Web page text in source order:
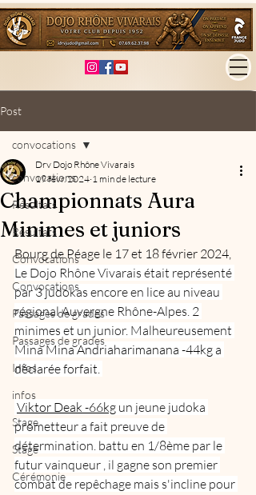
Post
convocations
Résultats
Résultats
Convocations
Convocations
Passages de grades
Passages de grades
Infos
infos
Stage
Stage
Cérémonie
convocations
Championnats Aura
Minimes et juniors
Drv Dojo Rhône Vivarais
19 févr. 2024 1 min de lecture
Bourg de Péage le 17 et 18 février 2024,
Le Dojo Rhône Vivarais était représenté
par 3 judokas encore en lice au niveau
régional Auvergne Rhône-Alpes. 2
minimes et un junior. Malheureusement
Mina Mina Andriaharimanana -44kg a
déclarée forfait.
Viktor Deak -66kg un jeune judoka
prometteur a fait preuve de
détermination. battu en 1/8ème par le
futur vainqueur , il gagne son premier
combat de repêchage mais s'incline pour